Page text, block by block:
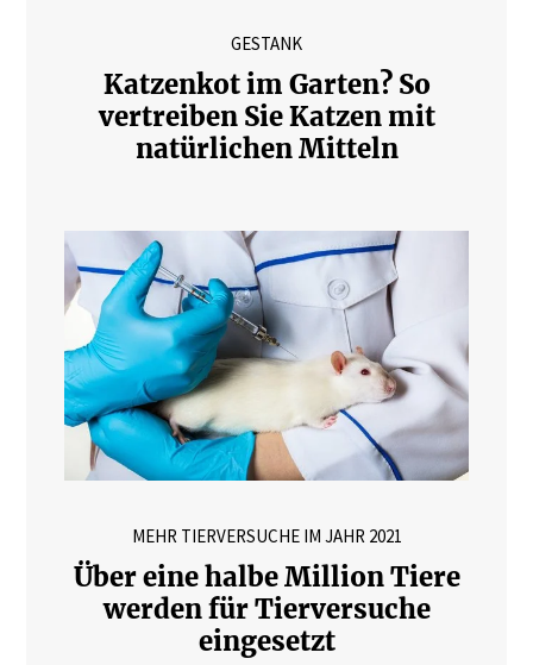
GESTANK
Katzenkot im Garten? So
vertreiben Sie Katzen mit
natürlichen Mitteln
MEHR TIERVERSUCHE IM JAHR 2021
Über eine halbe Million Tiere
werden für Tierversuche
eingesetzt